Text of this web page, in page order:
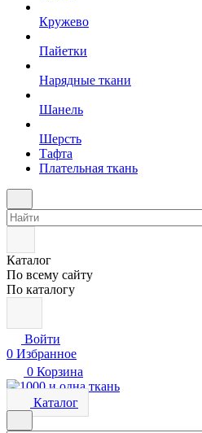
Кружево
Пайетки
Нарядные ткани
Шанель
Шерсть
Тафта
Плательная ткань
Каталог
По всему сайту
По каталогу
Войти
0 Избранное
0 Корзина
Каталог